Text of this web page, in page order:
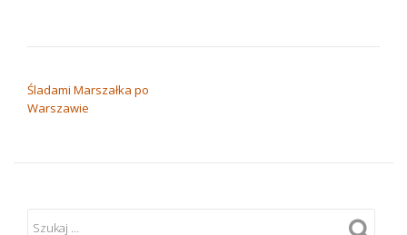
Śladami Marszałka po
Warszawie